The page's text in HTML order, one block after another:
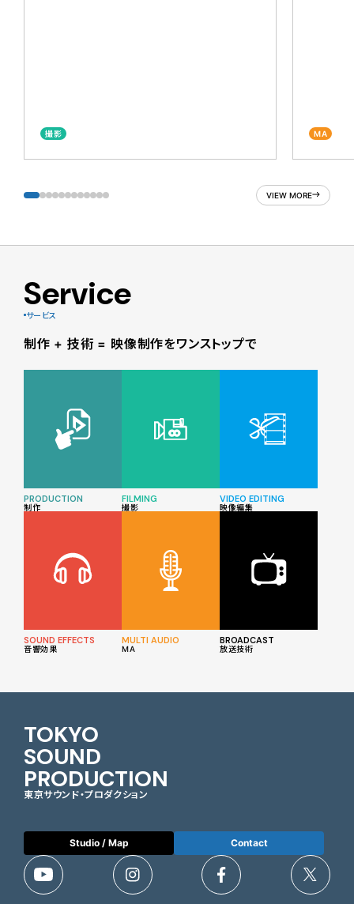
撮影 MA
VIEW MORE
Service
サービス
制作 + 技術 = 映像制作をワンストップで
PRODUCTION
制作
FILMING
撮影
VIDEO EDITING
映像編集
SOUND EFFECTS
音響効果
MULTI AUDIO
MA
BROADCAST
放送技術
TOKYO
SOUND
PRODUCTION
東京サウンド・プロダクション
Studio / Map Contact